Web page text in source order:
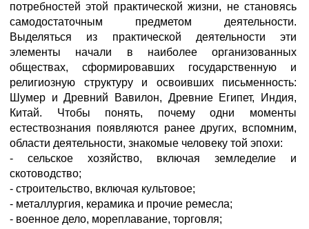
потребностей этой практической жизни, не становясь
самодостаточным предметом деятельности.
Выделяться из практической деятельности эти
элементы начали в наиболее организованных
обществах, сформировавших государственную и
религиозную структуру и освоивших письменность:
Шумер и Древний Вавилон, Древние Египет, Индия,
Китай. Чтобы понять, почему одни моменты
естествознания появляются ранее других, вспомним,
области деятельности, знакомые человеку той эпохи:
- сельское хозяйство, включая земледелие и
скотоводство;
- строительство, включая культовое;
- металлургия, керамика и прочие ремесла;
- военное дело, мореплавание, торговля;